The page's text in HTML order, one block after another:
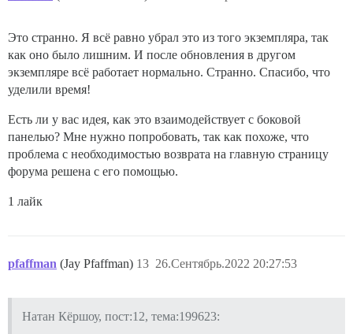
Это странно. Я всё равно убрал это из того экземпляра, так
как оно было лишним. И после обновления в другом
экземпляре всё работает нормально. Странно. Спасибо, что
уделили время!
Есть ли у вас идея, как это взаимодействует с боковой
панелью? Мне нужно попробовать, так как похоже, что
проблема с необходимостью возврата на главную страницу
форума решена с его помощью.
1 лайк
pfaffman (Jay Pfaffman) 26.Сентябрь.2022 20:27:53
13
Натан Кёршоу, пост:12, тема:199623: